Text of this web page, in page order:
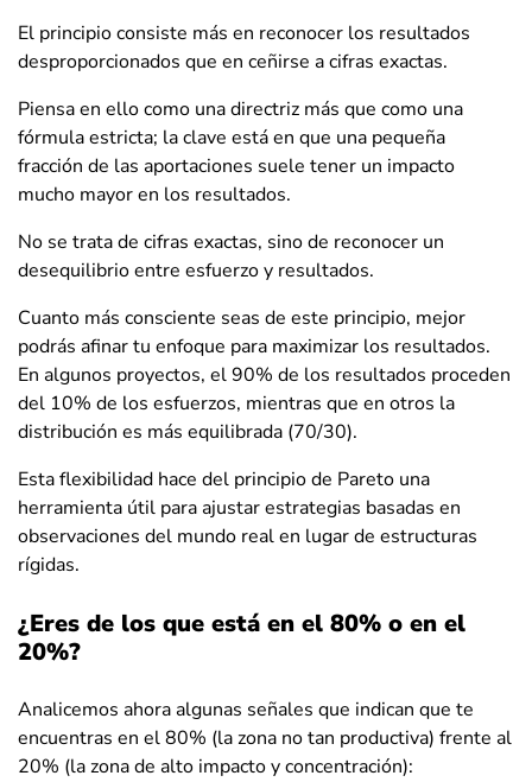
El principio consiste más en reconocer los resultados
desproporcionados que en ceñirse a cifras exactas.
Piensa en ello como una directriz más que como una
fórmula estricta; la clave está en que una pequeña
fracción de las aportaciones suele tener un impacto
mucho mayor en los resultados.
No se trata de cifras exactas, sino de reconocer un
desequilibrio entre esfuerzo y resultados.
Cuanto más consciente seas de este principio, mejor
podrás afinar tu enfoque para maximizar los resultados.
En algunos proyectos, el 90% de los resultados proceden
del 10% de los esfuerzos, mientras que en otros la
distribución es más equilibrada (70/30).
Esta flexibilidad hace del principio de Pareto una
herramienta útil para ajustar estrategias basadas en
observaciones del mundo real en lugar de estructuras
rígidas.
¿Eres de los que está en el 80% o en el
20%?
Analicemos ahora algunas señales que indican que te
encuentras en el 80% (la zona no tan productiva) frente al
20% (la zona de alto impacto y concentración):